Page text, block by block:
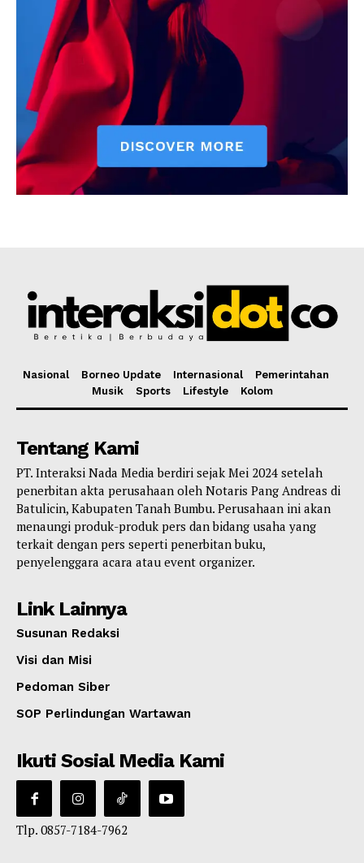
Nasional Borneo Update Internasional
Pemerintahan
Musik
Sports Lifestyle Kolom
Tentang Kami
PT. Interaksi Nada Media berdiri sejak Mei 2024 setelah
penerbitan akta perusahaan oleh Notaris Pang Andreas di
Batulicin, Kabupaten Tanah Bumbu. Perusahaan ini akan
menaungi produk-produk pers dan bidang usaha yang
terkait dengan pers seperti penerbitan buku,
penyelenggara acara atau event organizer.
Link Lainnya
Susunan Redaksi
Visi dan Misi
Pedoman Siber
SOP Perlindungan Wartawan
Ikuti Sosial Media Kami
Tlp. 0857-7184-7962